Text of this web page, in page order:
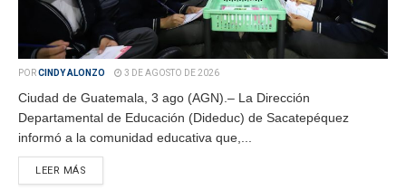
PORCINDY ALONZO 3 DE AGOSTO DE 2026
Ciudad de Guatemala, 3 ago (AGN).– La Dirección
Departamental de Educación (Dideduc) de Sacatepéquez
informó a la comunidad educativa que,...
LEER MÁS